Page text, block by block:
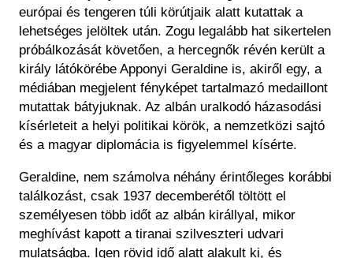
európai és tengeren túli körútjaik alatt kutattak a
lehetséges jelöltek után. Zogu legalább hat sikertelen
próbálkozását követően, a hercegnők révén került a
király látókörébe Apponyi Geraldine is, akiről egy, a
médiában megjelent fényképet tartalmazó medaillont
mutattak bátyjuknak. Az albán uralkodó házasodási
kísérleteit a helyi politikai körök, a nemzetközi sajtó
és a magyar diplomácia is figyelemmel kísérte.
Geraldine, nem számolva néhány érintőleges korábbi
találkozást, csak 1937 decemberétől töltött el
személyesen több időt az albán királlyal, mikor
meghívást kapott a tiranai szilveszteri udvari
mulatságba. Igen rövid idő alatt alakult ki, és